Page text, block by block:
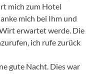
mich zum Hotel
mich bei Ihm und
erwartet werde. Die
ich rufe zurück
gute Nacht. Dies war